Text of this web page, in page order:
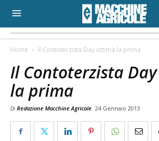
Home Il Contoterzista Day ottima la prima
Il Contoterzista
la prima
Di Redazione Macchine Agricole 24 Gennaio 2013